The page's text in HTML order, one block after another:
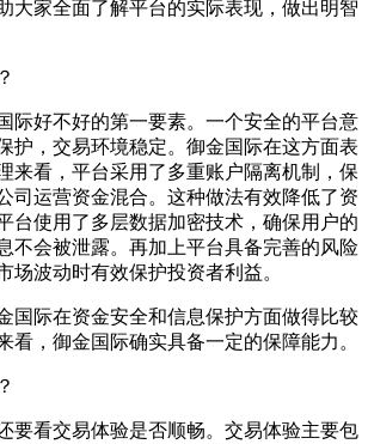
大家全面了解平台的实际表现，做出明智
际好不好的第一要素。一个安全的平台意
护，交易环境稳定。御金国际在这方面表
来看，平台采用了多重账户隔离机制，保
司运营资金混合。这种做法有效降低了资
台使用了多层数据加密技术，确保用户的
不会被泄露。再加上平台具备完善的风险
场波动时有效保护投资者利益。
国际在资金安全和信息保护方面做得比较
看，御金国际确实具备一定的保障能力。
要看交易体验是否顺畅。交易体验主要包